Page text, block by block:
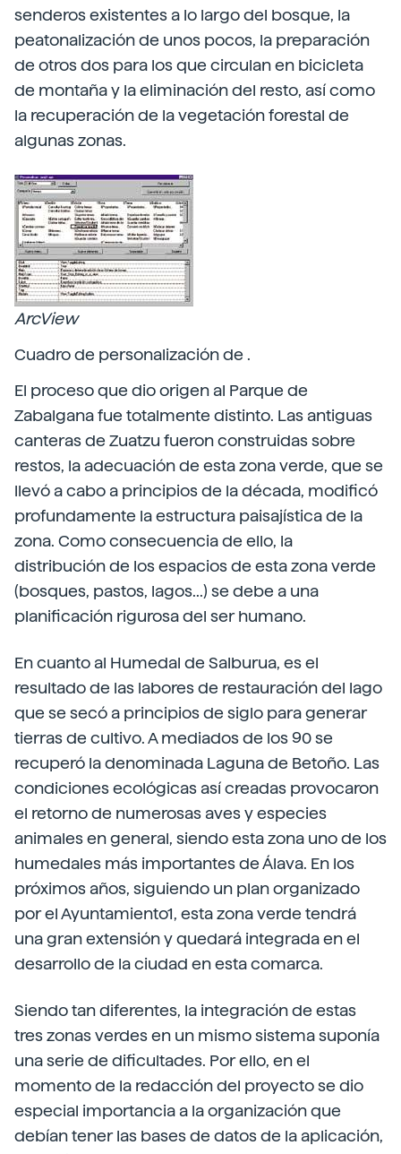
senderos existentes a lo largo del bosque, la
peatonalización de unos pocos, la preparación
de otros dos para los que circulan en bicicleta
de montaña y la eliminación del resto, así como
la recuperación de la vegetación forestal de
algunas zonas.
ArcView
Cuadro de personalización de .
El proceso que dio origen al Parque de
Zabalgana fue totalmente distinto. Las antiguas
canteras de Zuatzu fueron construidas sobre
restos, la adecuación de esta zona verde, que se
llevó a cabo a principios de la década, modificó
profundamente la estructura paisajística de la
zona. Como consecuencia de ello, la
distribución de los espacios de esta zona verde
(bosques, pastos, lagos...) se debe a una
planificación rigurosa del ser humano.
En cuanto al Humedal de Salburua, es el
resultado de las labores de restauración del lago
que se secó a principios de siglo para generar
tierras de cultivo. A mediados de los 90 se
recuperó la denominada Laguna de Betoño. Las
condiciones ecológicas así creadas provocaron
el retorno de numerosas aves y especies
animales en general, siendo esta zona uno de los
humedales más importantes de Álava. En los
próximos años, siguiendo un plan organizado
por el Ayuntamiento1, esta zona verde tendrá
una gran extensión y quedará integrada en el
desarrollo de la ciudad en esta comarca.
Siendo tan diferentes, la integración de estas
tres zonas verdes en un mismo sistema suponía
una serie de dificultades. Por ello, en el
momento de la redacción del proyecto se dio
especial importancia a la organización que
debían tener las bases de datos de la aplicación,